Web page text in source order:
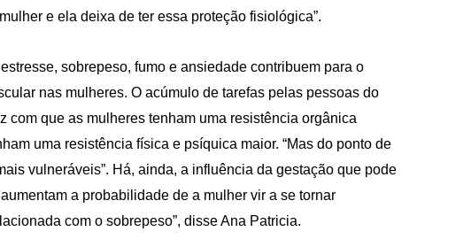
e ela deixa de ter essa proteção fisiológica”.
sobrepeso, fumo e ansiedade contribuem para o
nas mulheres. O acúmulo de tarefas pelas pessoas do
com que as mulheres tenham uma resistência orgânica
uma resistência física e psíquica maior. “Mas do ponto de
vulneráveis”. Há, ainda, a influência da gestação que pode
a probabilidade de a mulher vir a se tornar
com o sobrepeso”, disse Ana Patricia.